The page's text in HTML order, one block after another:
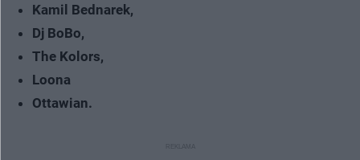
Kamil Bednarek,
Dj BoBo,
The Kolors,
Loona
Ottawian.